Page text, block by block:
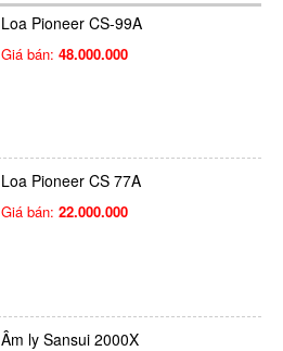
Loa Pioneer CS-99A
Giá bán:48.000.000
Loa Pioneer CS 77A
Giá bán:22.000.000
Âm ly Sansui 2000X